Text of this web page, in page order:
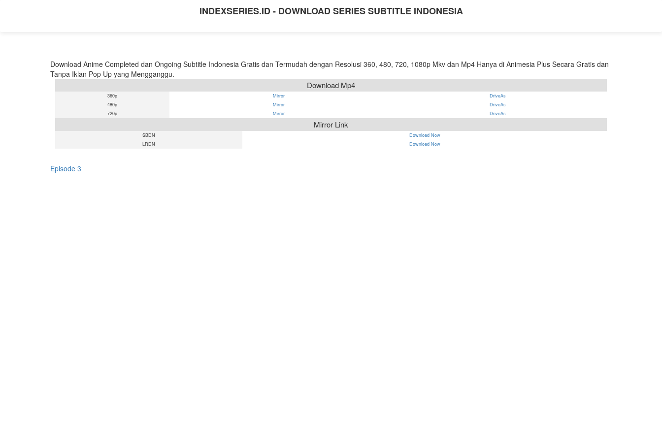
INDEXSERIES.ID - DOWNLOAD SERIES SUBTITLE INDONESIA
Download Anime Completed dan Ongoing Subtitle Indonesia Gratis dan Termudah dengan Resolusi 360, 480, 720, 1080p Mkv dan Mp4 Hanya di Animesia Plus Secara Gratis dan
Tanpa Iklan Pop Up yang Mengganggu.
Download Mp4
360p Mirror
DriveAs
480p
Mirror
DriveAs
720p
Mirror DriveAs
Mirror Link
SBDN
Download Now
LRDN
Download Now
Episode 3